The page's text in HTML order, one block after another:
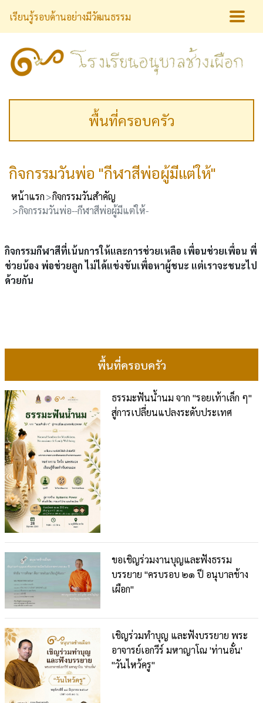
เรียนรู้รอบด้านอย่างมีวัฒนธรรม
พื้นที่ครอบครัว
กิจกรรมวันพ่อ "กีฬาสีพ่อผู้มีแต่ให้"
หน้าแรก
กิจกรรมวันสำคัญ
กิจกรรมวันพ่อ--กีฬาสีพ่อผู้มีแต่ให้-
กิจกรรมกีฬาสีที่เน้นการให้และการช่วยเหลือ เพื่อนช่วยเพื่อน พี่
ช่วยน้อง พ่อช่วยลูก ไม่ได้แข่งขันเพื่อหาผู้ชนะ แต่เราจะชนะไป
ด้วยกัน
พื้นที่ครอบครัว
ธรรมะฟันน้ำนม จาก "รอยเท้าเล็ก ๆ"
สู่การเปลี่ยนแปลงระดับประเทศ
ขอเชิญร่วมงานบุญและฟังธรรม
บรรยาย "ครบรอบ ๒๑ ปี อนุบาลช้าง
เผือก"
เชิญร่วมทำบุญ และฟังบรรยาย พระ
อาจารย์เอกวีร์ มหาญาโณ 'ท่านอั๋น'
"วันไหว้ครู"